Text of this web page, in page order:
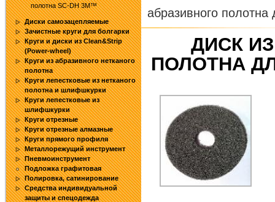
полотна SC-DH 3M™
Диски самозацепляемые
Зачистные круги для болгарки
Круги и диски из Clean&Strip
(Power-wheel)
Круги из абразивного нетканого
полотна
Круги лепестковые из нетканого
полотна и шлифшкурки
Круги лепестковые из
шлифшкурки
Круги отрезные
Круги отрезные алмазные
Круги прямого профиля
Металлорежущий инструмент
Пневмоинструмент
Подложка графитовая
Полировка, сатинирование
Средства индивидуальной
защиты и спецодежда
абразивного полотна
ДИСК
ПОЛОТНА